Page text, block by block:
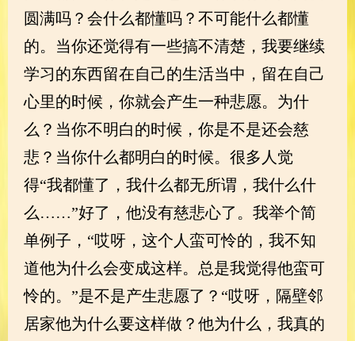
圆满吗？会什么都懂吗？不可能什么都懂
的。当你还觉得有一些搞不清楚，我要继续
学习的东西留在自己的生活当中，留在自己
心里的时候，你就会产生一种悲愿。为什
么？当你不明白的时候，你是不是还会慈
悲？当你什么都明白的时候。很多人觉
得“我都懂了，我什么都无所谓，我什么什
么……”好了，他没有慈悲心了。我举个简
单例子，“哎呀，这个人蛮可怜的，我不知
道他为什么会变成这样。总是我觉得他蛮可
怜的。”是不是产生悲愿了？“哎呀，隔壁邻
居家他为什么要这样做？他为什么，我真的